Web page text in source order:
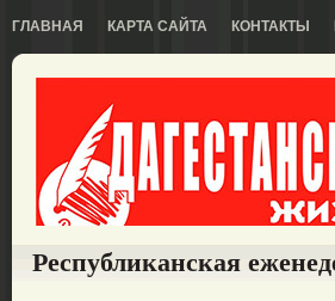
ГЛАВНАЯ КАРТА САЙТА КОНТАКТЫ
Республиканская